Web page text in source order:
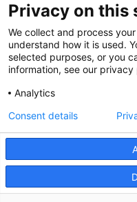
Beitragsnavigation
←Konsequent
Suchen
nach:
Bankverbindung
Privacy on this
We collect and process
understand how it is used.
selected purposes, or you
information, see our privacy
Analytics
Consent details